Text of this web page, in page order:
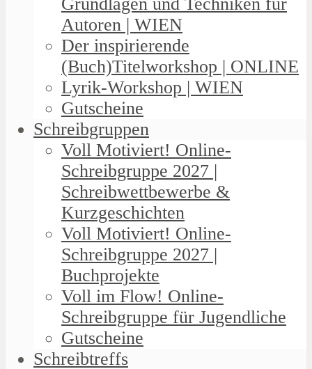
Autoren | WIEN
Der inspirierende
(Buch)Titelworkshop | ONLINE
Lyrik-Workshop | WIEN
Gutscheine
Schreibgruppen
Voll Motiviert! Online-
Schreibgruppe 2027 |
Schreibwettbewerbe &
Kurzgeschichten
Voll Motiviert! Online-
Schreibgruppe 2027 |
Buchprojekte
Voll im Flow! Online-
Schreibgruppe für Jugendliche
Gutscheine
Schreibtreffs